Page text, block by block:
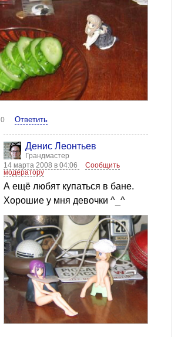
0 Ответить
Денис Леонтьев
Грандмастер
14 марта 2008 в 04:06
Сообщить
модератору
А ещё любят купаться в бане.
Хорошие у мня девочки ^_^